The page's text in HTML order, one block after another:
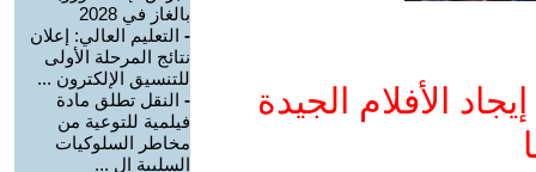
الأفلام الجيدة
بالغاز في 2028
- التعليم العالي: إعلان
نتائج المرحلة الأولى
للتنسيق الإلكترون ...
- النقل تطلق مادة
فيلمية للتوعية من
مخاطر السلوكيات
السلبية ال ...